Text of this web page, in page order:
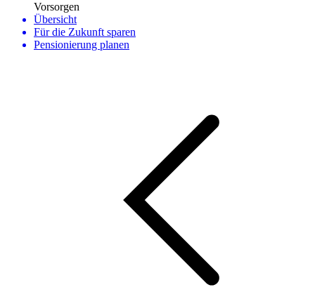
Vorsorgen
Übersicht
Für die Zukunft sparen
Pensionierung planen